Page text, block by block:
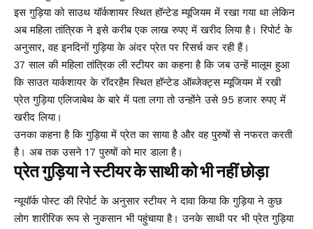
इस गुड़िया को साउथ यॉर्कशायर स्थित हॉन्टेड म्यूजियम में रखा गया था लेकिन
अब महिला तांत्रिक ने इसे करीब एक लाख रुपए में खरीद लिया है। रिपोर्ट के
अनुसार, वह इनदिनों गुड़िया के अंदर प्रेत पर रिसर्च कर रही हैं।
37 साल की महिला तांत्रिक ली स्टीयर का कहना है कि जब उन्हें मालूम हुआ
कि साउत यार्कशायर के रॉदरहैम स्थित हॉन्टेड ऑब्जेक्ट्स म्यूजियम में रखी
प्रेत गुड़िया एलिजाबेथ के बारे में पता लगा तो उन्होंने उसे 95 हजार रुपए में
खरीद लिया।
उनका कहना है कि गुड़िया में प्रेत का साया है और वह पुरुषों से नफरत करती
है। अब तक उसने 17 पुरुषों को मार डाला है।
प्रेत गुड़िया ने स्टीयर के साथी को भी नहीं छोड़ा
न्यूयॉर्क पोस्ट की रिपोर्ट के अनुसार स्टीयर ने दावा किया कि गुड़िया ने कुछ
लोग शारीरिक रूप से नुकसान भी पहुंचाया है। उनके साथी पर भी प्रेत गुड़िया